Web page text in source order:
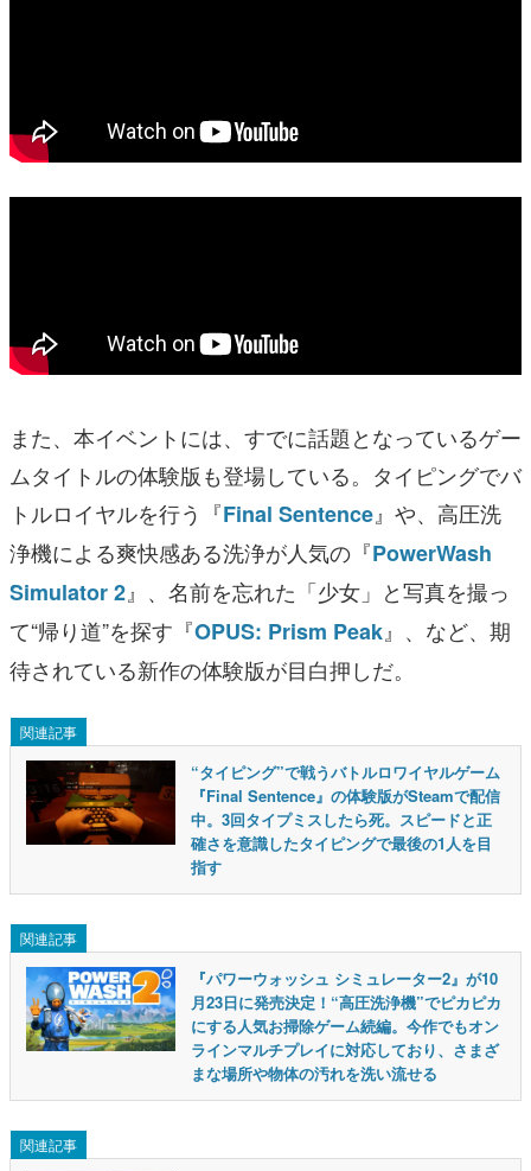
また、本イベントには、すでに話題となっているゲー
ムタイトルの体験版も登場している。タイピングでバ
トルロイヤルを行う『Final Sentence』や、高圧洗
浄機による爽快感ある洗浄が人気の『PowerWash
Simulator 2』、名前を忘れた「少女」と写真を撮っ
て“帰り道”を探す『OPUS: Prism Peak』、など、期
待されている新作の体験版が目白押しだ。
関連記事
“タイピング”で戦うバトルロワイヤルゲーム
『Final Sentence』の体験版がSteamで配信
中。3回タイプミスしたら死。スピードと正
確さを意識したタイピングで最後の1人を目
指す
関連記事
『パワーウォッシュ シミュレーター2』が10
月23日に発売決定！“高圧洗浄機”でピカピカ
にする人気お掃除ゲーム続編。今作でもオン
ラインマルチプレイに対応しており、さまざ
まな場所や物体の汚れを洗い流せる
関連記事